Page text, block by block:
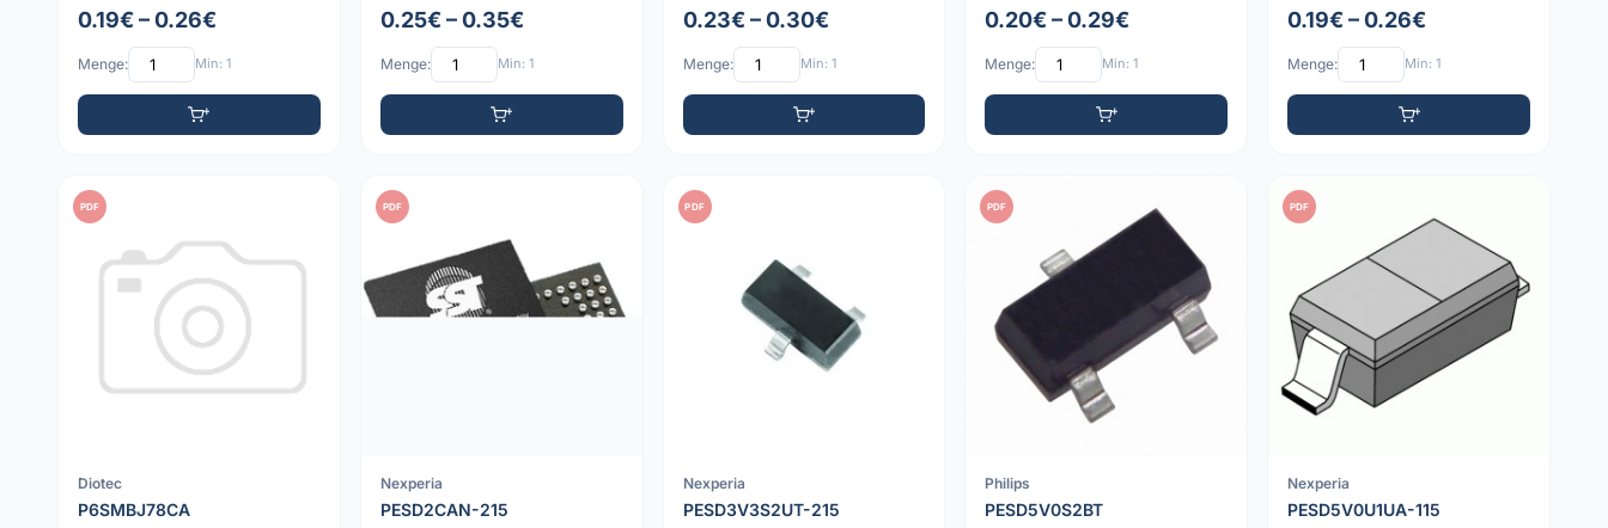
0.19€ – 0.26€
Menge: Min: 1
0.25€ – 0.35€
Menge: Min: 1
0.23€ – 0.30€
Menge: Min: 1
0.20€ – 0.29€
Menge: Min: 1
0.19€ – 0.26€
Menge: Min: 1
PDF
Diotec
P6SMBJ78CA
PDF
Nexperia
PESD2CAN-215
PDF
Nexperia
PESD3V3S2UT-215
PDF
Philips
PESD5V0S2BT
PDF
Nexperia
PESD5V0U1UA-115